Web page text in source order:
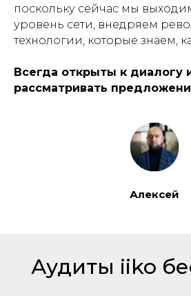
поскольку сейчас мы
уровень сети, внедряем
технологии, которые знаем,
Всегда открыты к диалогу
рассматривать
Алексей
Аудиты iiko